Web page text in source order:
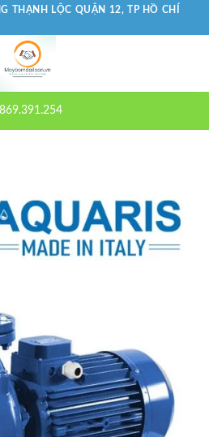
THẠNH LỘC QUẬN 12, TP HỒ CHÍ